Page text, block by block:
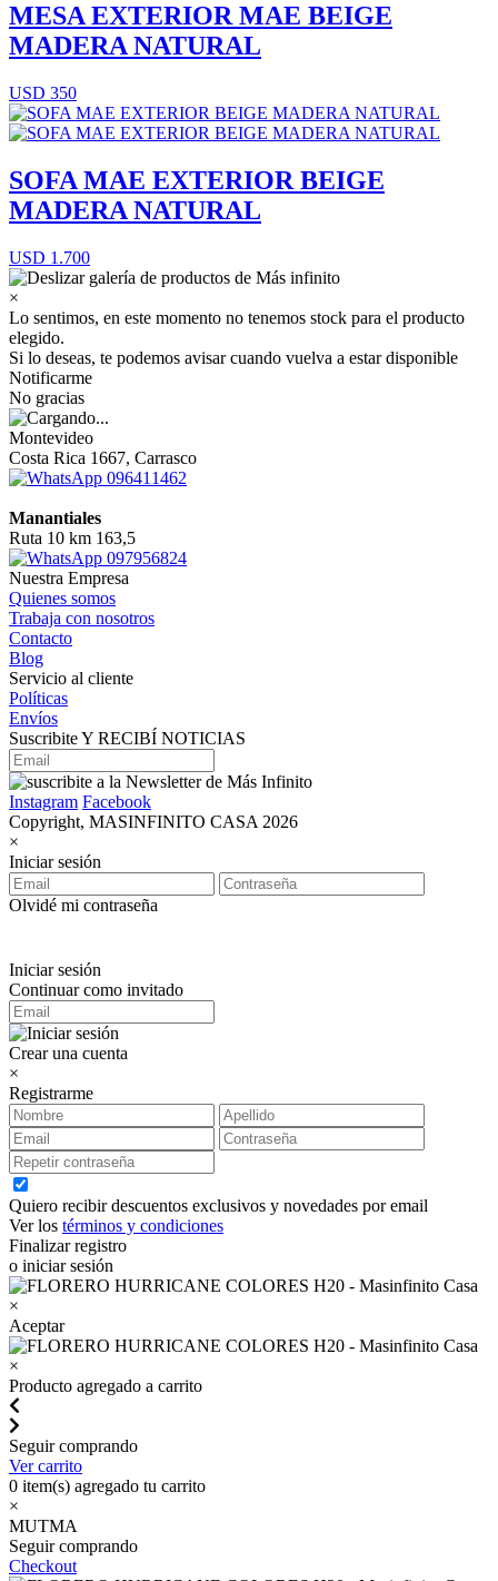
MESA EXTERIOR MAE BEIGE
MADERA NATURAL
USD 350
SOFA MAE EXTERIOR BEIGE
MADERA NATURAL
USD 1.700
×
Lo sentimos, en este momento no tenemos stock para el producto
elegido.
Si lo deseas, te podemos avisar cuando vuelva a estar disponible
Notificarme
No gracias
Montevideo
Costa Rica 1667, Carrasco
096411462
Manantiales
Ruta 10 km 163,5
097956824
Nuestra Empresa
Quienes somos
Trabaja con nosotros
Contacto
Blog
Servicio al cliente
Políticas
Envíos
Suscribite Y RECIBÍ NOTICIAS
Instagram Facebook
Copyright, MASINFINITO CASA 2026
×
Iniciar sesión
Olvidé mi contraseña
Iniciar sesión
Continuar como invitado
Crear una cuenta
×
Registrarme
Quiero recibir descuentos exclusivos y novedades por email
Ver los términos y condiciones
Finalizar registro
o iniciar sesión
×
Aceptar
×
Producto agregado a carrito
Seguir comprando
Ver carrito
0 item(s) agregado tu carrito
×
MUTMA
Seguir comprando
Checkout